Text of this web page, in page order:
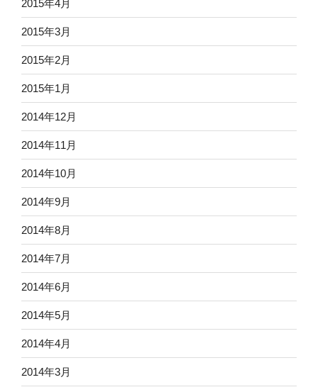
2015年4月
2015年3月
2015年2月
2015年1月
2014年12月
2014年11月
2014年10月
2014年9月
2014年8月
2014年7月
2014年6月
2014年5月
2014年4月
2014年3月